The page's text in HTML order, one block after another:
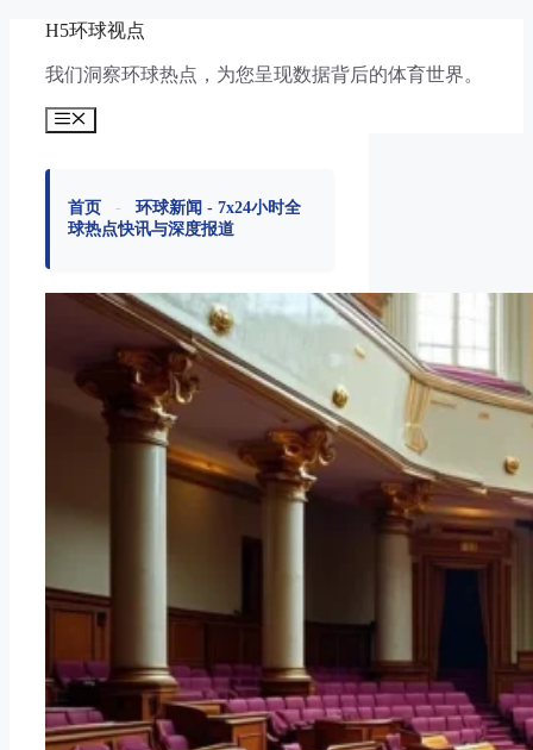
H5环球视点
我们洞察环球热点，为您呈现数据背后的体育世界。
菜
首页 -
环球新闻 - 7x24小时全
球热点快讯与深度报道